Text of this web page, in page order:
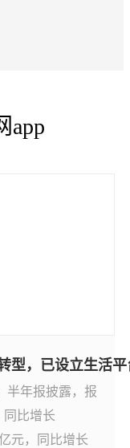
app
型，已设立生活
半年报披露，报
同比增长
元，同比增长